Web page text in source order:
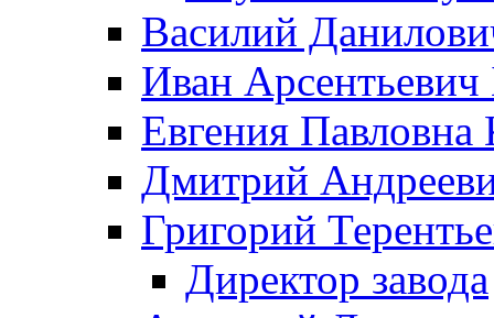
Василий
Иван
Евгения Павловна
Дмитрий
Григорий
Директор завода